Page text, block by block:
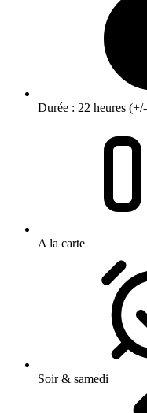
Durée : 22 heures
A la carte
Soir & samedi